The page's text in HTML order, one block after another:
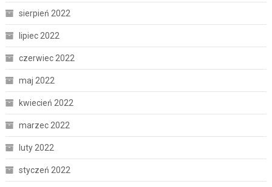
sierpień 2022
lipiec 2022
czerwiec 2022
maj 2022
kwiecień 2022
marzec 2022
luty 2022
styczeń 2022